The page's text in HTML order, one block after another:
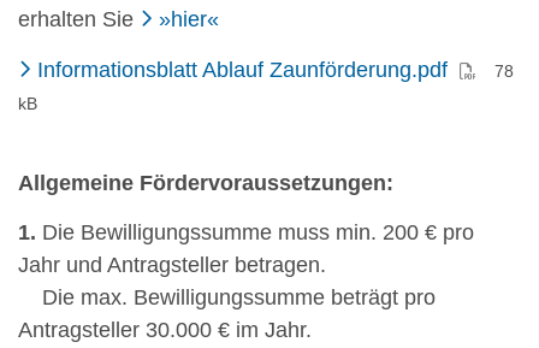
erhalten Sie
»hier«
Informationsblatt Ablauf Zaunförderung.pdf(PDF)78
kB
Allgemeine Fördervoraussetzungen:
1. Die Bewilligungssumme muss min. 200 € pro
Jahr und Antragsteller betragen.
Die max. Bewilligungssumme beträgt pro
Antragsteller 30.000 € im Jahr.